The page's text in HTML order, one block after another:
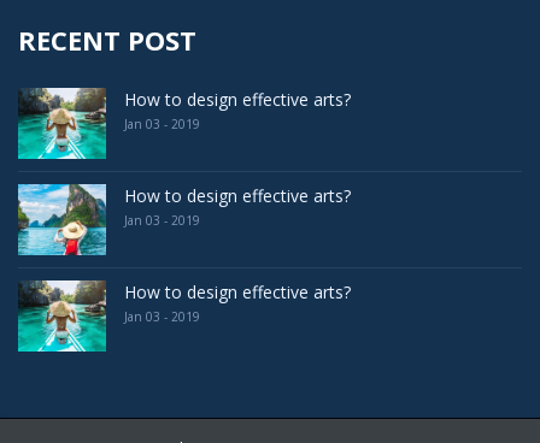
RECENT POST
How to design effective arts?
Jan 03 - 2019
How to design effective arts?
Jan 03 - 2019
How to design effective arts?
Jan 03 - 2019